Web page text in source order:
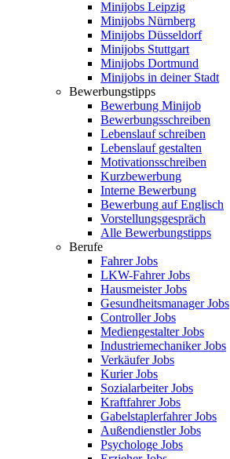
Minijobs Leipzig
Minijobs Nürnberg
Minijobs Düsseldorf
Minijobs Stuttgart
Minijobs Dortmund
Minijobs in deiner Stadt
Bewerbungstipps
Bewerbung Minijob
Bewerbungsschreiben
Lebenslauf schreiben
Lebenslauf gestalten
Motivationsschreiben
Kurzbewerbung
Interne Bewerbung
Bewerbung auf Englisch
Vorstellungsgespräch
Alle Bewerbungstipps
Berufe
Fahrer Jobs
LKW-Fahrer Jobs
Hausmeister Jobs
Gesundheitsmanager Jobs
Controller Jobs
Mediengestalter Jobs
Industriemechaniker Jobs
Verkäufer Jobs
Kurier Jobs
Sozialarbeiter Jobs
Kraftfahrer Jobs
Gabelstaplerfahrer Jobs
Außendienstler Jobs
Psychologe Jobs